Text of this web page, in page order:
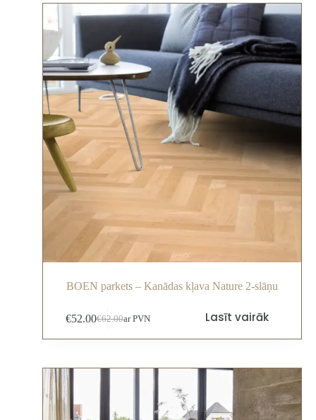
BOEN parkets – Kanādas kļava Nature 2-slāņu
€62.00
€52.00 ar PVN Lasīt vairāk